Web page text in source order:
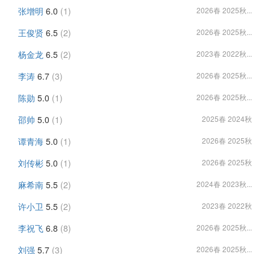
张增明 6.0 (1) 2026春 2025秋...
王俊贤 6.5 (2) 2026春 2025秋...
杨金龙 6.5 (2) 2023春 2022秋...
李涛 6.7 (3) 2026春 2025秋...
陈勋 5.0 (1) 2026春 2025秋...
邵帅 5.0 (1) 2025春 2024秋
谭青海 5.0 (1) 2026春 2025秋
刘传彬 5.0 (1) 2026春 2025秋
麻希南 5.5 (2) 2024春 2023秋...
许小卫 5.5 (2) 2023春 2022秋
李祝飞 6.8 (8) 2026春 2025秋...
刘强 5.7 (3) 2026春 2025秋...